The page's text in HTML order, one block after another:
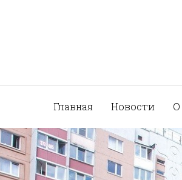
Главная Новости О